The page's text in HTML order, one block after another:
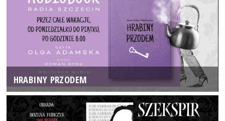
HRABINY PRZODEM